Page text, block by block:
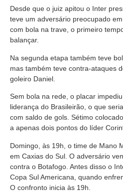
Desde que o juiz apitou o Inter
teve um adversário preocupado
com bola na trave, o primeiro
balançar.
Na segunda etapa também teve
mas também teve contra-ataques
goleiro Daniel.
Sem bola na rede, o placar
liderança do Brasileirão, o que
com saldo de gols. Sétimo
a apenas dois pontos do líder
Domingo, às 19h, o time de Mano
em Caxias do Sul. O adversário
contra o Botafogo. Antes disso o
Copa Sul Americana, quando
O confronto inicia às 19h.